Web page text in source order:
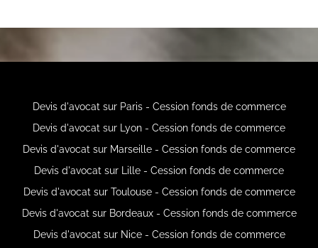
Devis d'avocat sur Paris - Cession fonds de commerce
Devis d'avocat sur Lyon - Cession fonds de commerce
Devis d'avocat sur Marseille - Cession fonds de commerce
Devis d'avocat sur Lille - Cession fonds de commerce
Devis d'avocat sur Toulouse - Cession fonds de commerce
Devis d'avocat sur Bordeaux - Cession fonds de commerce
Devis d'avocat sur Nice - Cession fonds de commerce